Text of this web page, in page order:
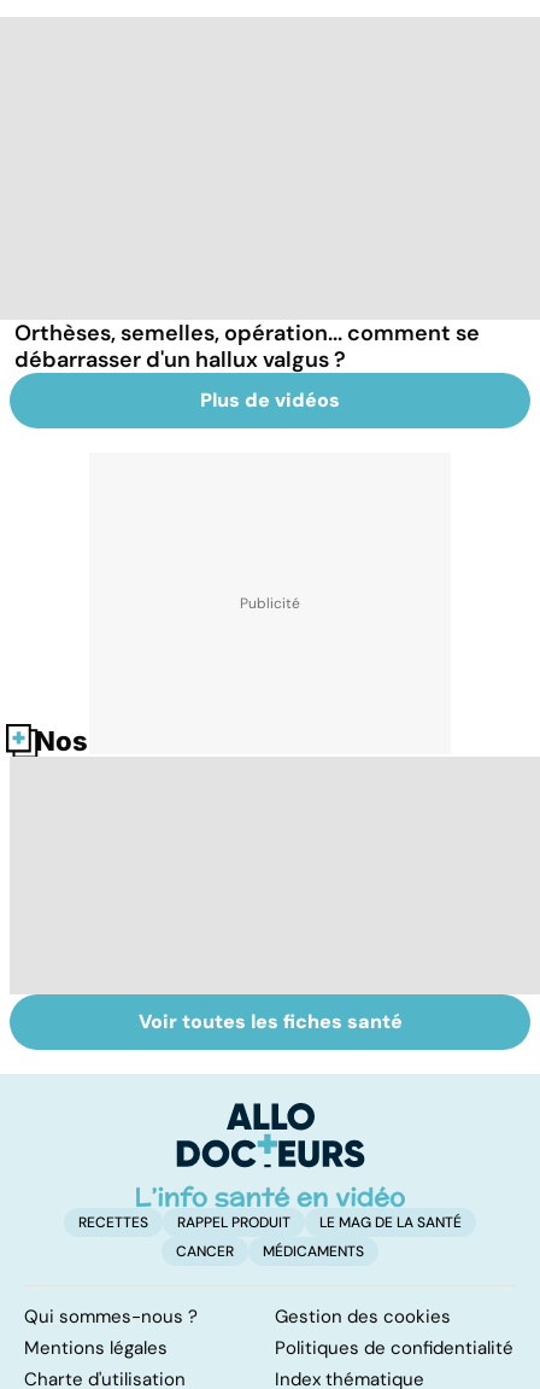
Orthèses, semelles, opération... comment se
débarrasser d'un hallux valgus ?
Plus de vidéos
Nos fiches santé
Tout savoir sur le
cancer de la
Mélanome : le
plus redouté des
peau
Voir toutes les fiches santé
RECETTES RAPPEL PRODUIT
LE MAG DE LA SANTÉ
CANCER
MÉDICAMENTS
Qui sommes-nous ?
Gestion des cookies
Mentions légales
Politiques de confidentialité
Charte d'utilisation
Index thématique